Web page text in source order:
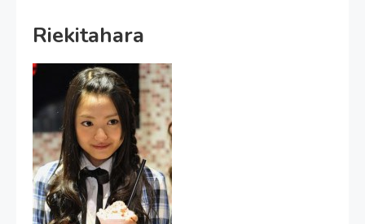
Riekitahara